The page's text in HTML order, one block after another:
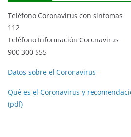
Teléfono Coronavirus con síntomas
112
Teléfono Información Coronavirus
900 300 555
Datos sobre el Coronavirus
Qué es el Coronavirus y
(pdf)